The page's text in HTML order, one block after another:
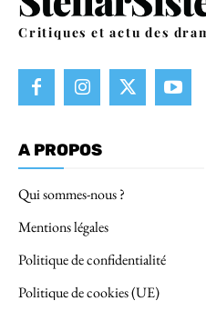
Critiques et actu des
A PROPOS
Qui sommes-nous ?
Mentions légales
Politique de confidentialité
Politique de cookies (UE)